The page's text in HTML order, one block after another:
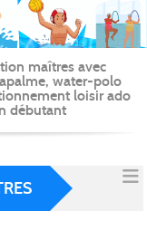
maîtres avec
water-polo
loisir ado
débutant